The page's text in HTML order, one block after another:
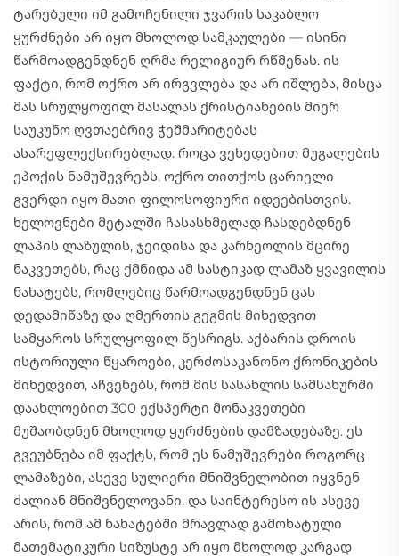
ტარებული იმ გამოჩენილი ჯვარის საკაბლო
ყურძნები არ იყო მხოლოდ სამკაულები — ისინი
წარმოადგენდნენ ღრმა რელიგიურ რწმენას. ის
ფაქტი, რომ ოქრო არ ირგვლება და არ იშლება, მისცა
მას სრულყოფილ მასალას ქრისტიანების მიერ
საუკუნო ღვთაებრივ ჭეშმარიტებას
ასარეფლექსირებლად. როცა ვეხედებით მუგალების
ეპოქის ნამუშევრებს, ოქრო თითქოს ცარიელი
გვერდი იყო მათი ფილოსოფიური იდეებისთვის.
ხელოვნები მეტალში ჩასასხმელად ჩასდებდნენ
ლაპის ლაზულის, ჯეიდისა და კარნეოლის მცირე
ნაკვეთებს, რაც ქმნიდა ამ სასტიკად ლამაზ ყვავილის
ნახატებს, რომლებიც წარმოადგენდნენ ცას
დედამიწაზე და ღმერთის გეგმის მიხედვით
სამყაროს სრულყოფილ წესრიგს. აქბარის დროის
ისტორიული წყაროები, კერძოსაკანონო ქრონიკების
მიხედვით, აჩვენებს, რომ მის სასახლის სამსახურში
დაახლოებით 300 ექსპერტი მონაკვეთები
მუშაობდნენ მხოლოდ ყურძნების დამზადებაზე. ეს
გვეუბნება იმ ფაქტს, რომ ეს ნამუშევრები როგორც
ლამაზები, ასევე სულიერი მნიშვნელობით იყვნენ
ძალიან მნიშვნელოვანი. და საინტერესო ის ასევე
არის, რომ ამ ნახატებში მრავლად გამოხატული
მათემატიკური სიზუსტე არ იყო მხოლოდ კარგად